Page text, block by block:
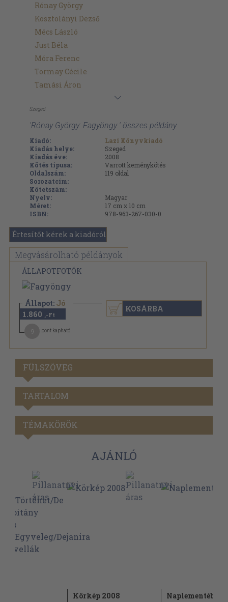
Rónay György
Kosztolányi Dezső
Mécs László
Just Béla
Móra Ferenc
Tormay Cécile
Tamási Áron
Szeged
'Rónay György: Fagyöngy ' összes példány
Kiadó:
Lazi Könyvkiadó
Kiadás helye:
Szeged
Kiadás éve:
2008
Kötés típusa:
Varrott keménykötés
Oldalszám:
119 oldal
Sorozatcím:
Kötetszám:
Nyelv:
Magyar
Méret:
17 cm x 10 cm
ISBN:
978-963-267-030-0
Értesítőt kérek a kiadóról
Megvásárolható példányok
ÁLLAPOTFOTÓK
Állapot: Jó
1.860 ,-Ft
pont kapható
KOSÁRBA
FÜLSZÖVEG
TARTALOM
TÉMAKÖRÖK
AJÁNLÓ
Körkép 2008 Naplementében